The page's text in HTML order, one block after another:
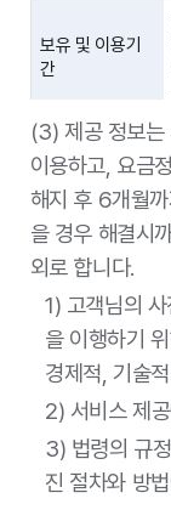
보유 및 이용기
간
제공받는 자
제공목적
제공정보종류
보유 및 이용기
간
제공받는 자
(3) 제공 정보는
이용하고, 요금
해지 후 6개월
을 경우 해결시
외로 합니다.
1) 고객님의
을 이행하기
경제적, 기술
2) 서비스 제
3) 법령의 규
진 절차와 방